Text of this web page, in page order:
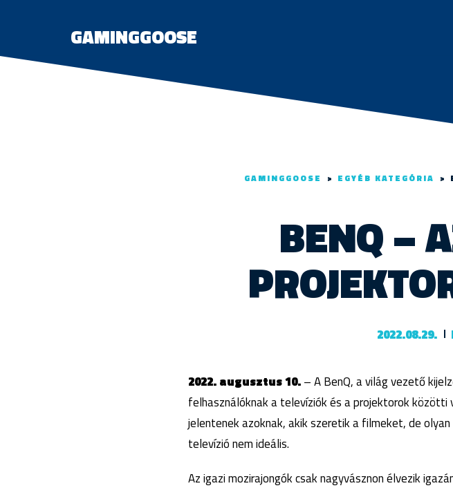
GAMINGGOOSE
GAMINGGOOSE > EGYÉB KATEGÓRIA >
BENQ –
2022.08.29.
2022. augusztus 10.– A BenQ, a világ vezető
felhasználóknak a televíziók és a projektorok
jelentenek azoknak, akik szeretik a filmeket, de
televízió nem ideális.
Az igazi mozirajongók csak nagyvásznon élvezik